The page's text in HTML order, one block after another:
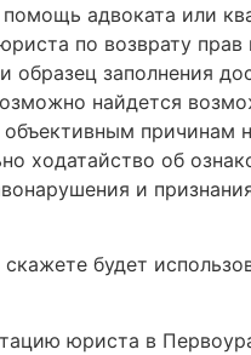
адвоката или
по возврату
заполнения
найдется
причинам
ходатайство об
и
будет
юриста в